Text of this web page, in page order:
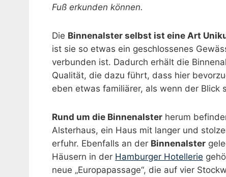
Fuß erkunden können.
Die Binnenalster selbst ist eine Art
ist sie so etwas ein geschlossenes
verbunden ist. Dadurch erhält die
Qualität, die dazu führt, dass hier
eben etwas familiärer, als wenn der Blick
Rund um die Binnenalster herum
Alsterhaus, ein Haus mit langer und
erfuhr. Ebenfalls an der Binnenalster
Häusern in der Hamburger Hotellerie
neue „Europapassage“, die auf vier